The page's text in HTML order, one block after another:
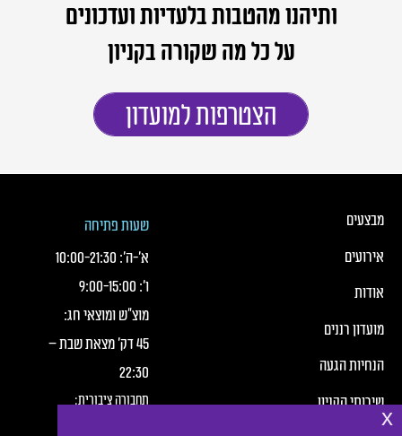
ותיהנו מהטבות בלעדיות ועדכונים
על כל מה שקורה בקניון
הצטרפות למועדון
כותרת תחתונה של העמוד
כותרת תחונה של העמוד עם קישורי תפריט
מבצעים
אירועים
אודות
מועדון רננים
הנחיות הגעה
שירותי הקניון
שעות פתיחה
א׳-ה׳:
10:00-21:30
ו׳:
9:00-15:00
מוצ"ש ומוצאי חג:
45 דק' מצאת שבת –
22:30
תחבורה ציבורית:
x